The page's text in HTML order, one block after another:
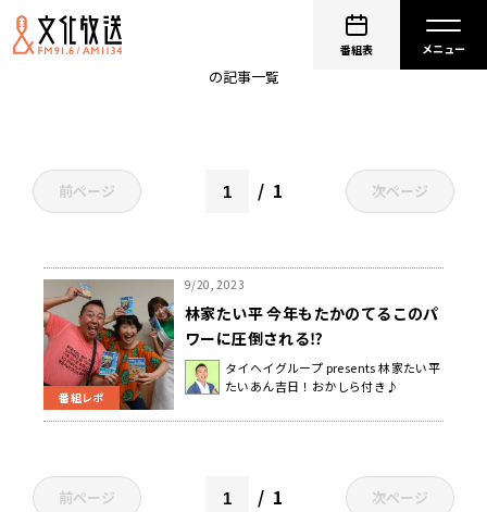
番組表
の記事一覧
前ページ 1 次ページ
番組レポ
9/20, 2023
林家たい平 今年もたかのてるこのパ
ワーに圧倒される⁉
タイヘイグループ presents 林家たい平
たいあん吉日！おかしら付き♪
前ページ 1 次ページ